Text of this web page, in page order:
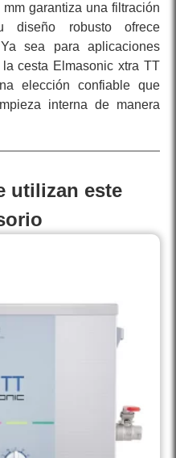
garantiza una filtración
diseño robusto ofrece
sea para aplicaciones
cesta Elmasonic xtra TT
elección confiable que
interna de manera
utilizan este